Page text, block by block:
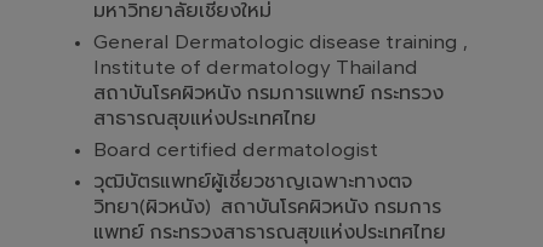
มหาวิทยาลัยเชียงใหม่
General Dermatologic disease training ,
Institute of dermatology Thailand
สถาบันโรคผิวหนัง กรมการแพทย์ กระทรวง
สาธารณสุขแห่งประเทศไทย
Board certified dermatologist
วุฒิบัตรแพทย์ผู้เชี่ยวชาญเฉพาะทางตจ
วิทยา(ผิวหนัง) สถาบันโรคผิวหนัง กรมการ
แพทย์ กระทรวงสาธารณสุขแห่งประเทศไทย